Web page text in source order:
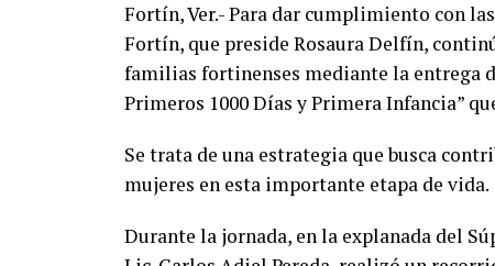
Fortín, Ver.- Para dar cumplimiento con
Fortín, que preside Rosaura Delfín,
familias fortinenses mediante la entrega
Primeros 1000 Días y Primera Infancia”
Se trata de una estrategia que busca
mujeres en esta importante etapa de vida.
Durante la jornada, en la explanada del